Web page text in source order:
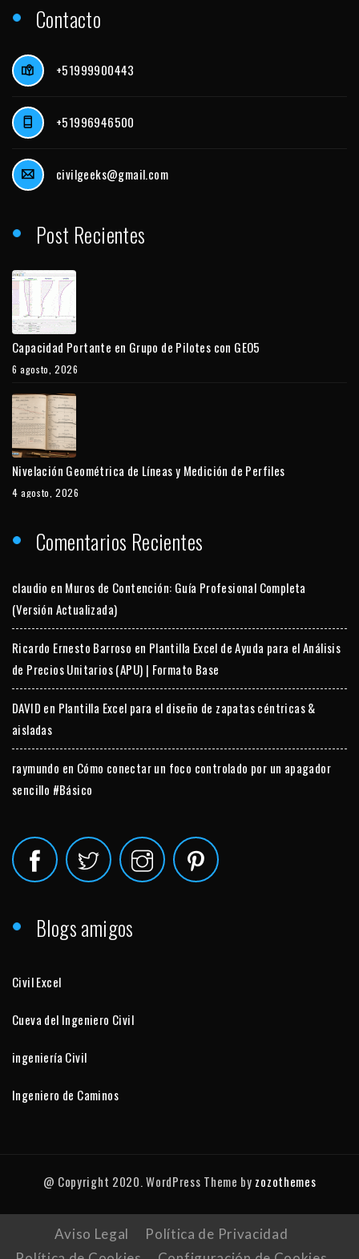
Contacto
+51999900443
+51996946500
civilgeeks@gmail.com
Post Recientes
Capacidad Portante en Grupo de Pilotes con GEO5
6 agosto, 2026
Nivelación Geométrica de Líneas y Medición de Perfiles
4 agosto, 2026
Comentarios Recientes
claudio en Muros de Contención: Guía Profesional Completa
(Versión Actualizada)
Ricardo Ernesto Barroso en Plantilla Excel de Ayuda para el Análisis
de Precios Unitarios (APU) | Formato Base
DAVID en Plantilla Excel para el diseño de zapatas céntricas &
aisladas
raymundo en Cómo conectar un foco controlado por un apagador
sencillo #Básico
Blogs amigos
Civil Excel
Cueva del Ingeniero Civil
ingeniería Civil
Ingeniero de Caminos
@ Copyright 2020. WordPress Theme by zozothemes
Aviso Legal
Política de Privacidad